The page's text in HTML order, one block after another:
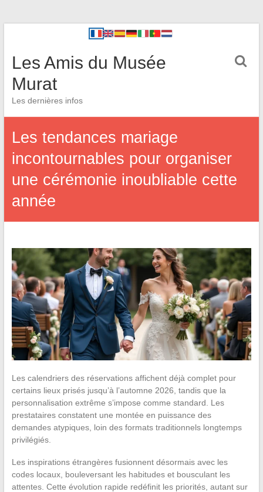
Les Amis du Musée
Murat
Les dernières infos
Les tendances mariage
incontournables pour organiser
une cérémonie inoubliable cette
année
Les calendriers des réservations affichent déjà complet pour
certains lieux prisés jusqu’à l’automne 2026, tandis que la
personnalisation extrême s’impose comme standard. Les
prestataires constatent une montée en puissance des
demandes atypiques, loin des formats traditionnels longtemps
privilégiés.
Les inspirations étrangères fusionnent désormais avec les
codes locaux, bouleversant les habitudes et bousculant les
attentes. Cette évolution rapide redéfinit les priorités, autant sur